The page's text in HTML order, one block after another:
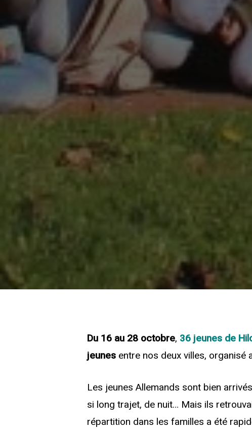
Du 16 au 28 octobre, 36 jeunes de
jeunes entre nos deux villes, organisé
Les jeunes Allemands sont bien
si long trajet, de nuit… Mais ils
répartition dans les familles a été